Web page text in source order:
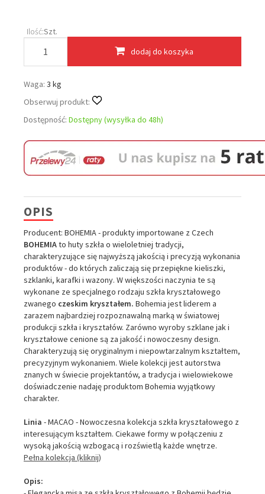
Ilość:Szt.
dodaj do koszyka
Waga: 3 kg
Obserwuj produkt:
Dostępność: Dostępny (wysyłka do 48h)
OPIS
Producent: BOHEMIA - produkty importowane z Czech
BOHEMIAto huty szkła o wieloletniej tradycji,
charakteryzujące się najwyższą jakością i precyzją wykonania
produktów - do których zaliczają się przepiękne kieliszki,
szklanki, karafki i wazony. W większości naczynia te są
wykonane ze specjalnego rodzaju szkła kryształowego
zwanego czeskim kryształem. Bohemia jest liderem a
zarazem najbardziej rozpoznawalną marką w światowej
produkcji szkła i kryształów. Zarówno wyroby szklane jak i
kryształowe cenione są za jakość i nowoczesny design.
Charakteryzują się oryginalnym i niepowtarzalnym kształtem,
precyzyjnym wykonaniem. Wiele kolekcji jest autorstwa
znanych w świecie projektantów, a tradycja i wielowiekowe
doświadczenie nadaję produktom Bohemia wyjątkowy
charakter.
Linia - MACAO - Nowoczesna kolekcja szkła kryształowego z
interesującym kształtem. Ciekawe formy w połączeniu z
wysoką jakością wzbogacą i rozświetlą każde wnętrze.
Pełna kolekcja (kliknij)
Opis: